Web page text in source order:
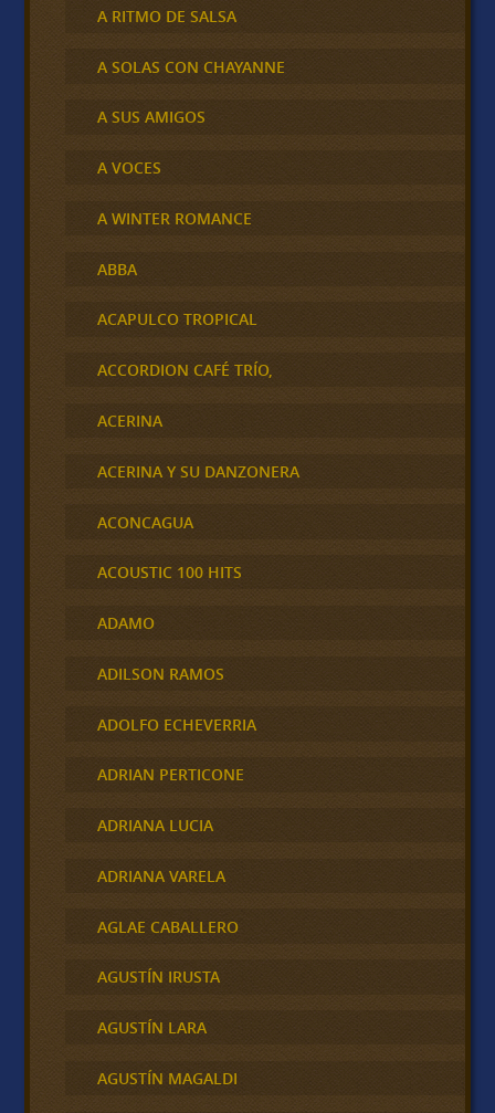
A RITMO DE SALSA
A SOLAS CON CHAYANNE
A SUS AMIGOS
A VOCES
A WINTER ROMANCE
ABBA
ACAPULCO TROPICAL
ACCORDION CAFÉ TRÍO,
ACERINA
ACERINA Y SU DANZONERA
ACONCAGUA
ACOUSTIC 100 HITS
ADAMO
ADILSON RAMOS
ADOLFO ECHEVERRIA
ADRIAN PERTICONE
ADRIANA LUCIA
ADRIANA VARELA
AGLAE CABALLERO
AGUSTÍN IRUSTA
AGUSTÍN LARA
AGUSTÍN MAGALDI